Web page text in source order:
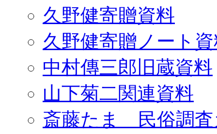
久野健寄贈資料
久野健寄贈ノート
中村傳三郎旧蔵資料
山下菊二関連資料
斎藤たま 民俗調査